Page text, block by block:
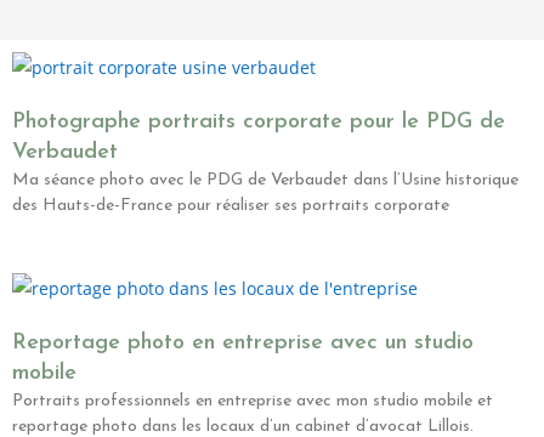
Photographe portraits corporate pour le PDG de
Verbaudet
Ma séance photo avec le PDG de Verbaudet dans l’Usine historique
des Hauts-de-France pour réaliser ses portraits corporate
Reportage photo en entreprise avec un studio
mobile
Portraits professionnels en entreprise avec mon studio mobile et
reportage photo dans les locaux d’un cabinet d’avocat Lillois.